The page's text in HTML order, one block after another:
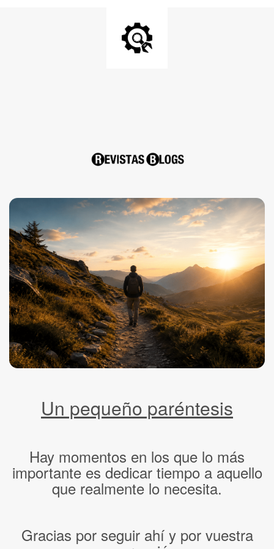
Un pequeño paréntesis
Hay momentos en los que lo más
importante es dedicar tiempo a aquello
que realmente lo necesita.
Gracias por seguir ahí y por vuestra